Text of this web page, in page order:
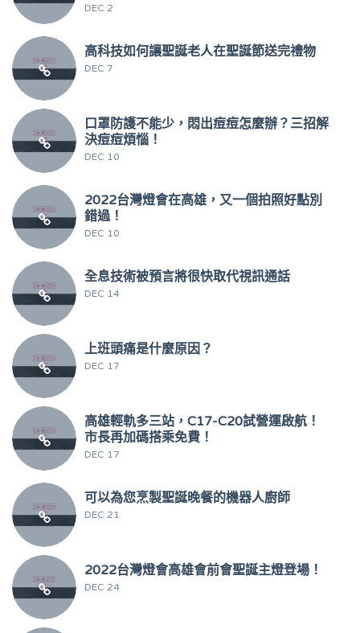
DEC 2
高科技如何讓聖誕老人在聖誕節送完禮物
DEC 7
口罩防護不能少，悶出痘痘怎麼辦？三招解
決痘痘煩惱！
DEC 10
2022台灣燈會在高雄，又一個拍照好點別
錯過！
DEC 10
全息技術被預言將很快取代視訊通話
DEC 14
上班頭痛是什麼原因？
DEC 17
高雄輕軌多三站，C17-C20試營運啟航！
市長再加碼搭乘免費！
DEC 17
可以為您烹製聖誕晚餐的機器人廚師
DEC 21
2022台灣燈會高雄會前會聖誕主燈登場！
DEC 24